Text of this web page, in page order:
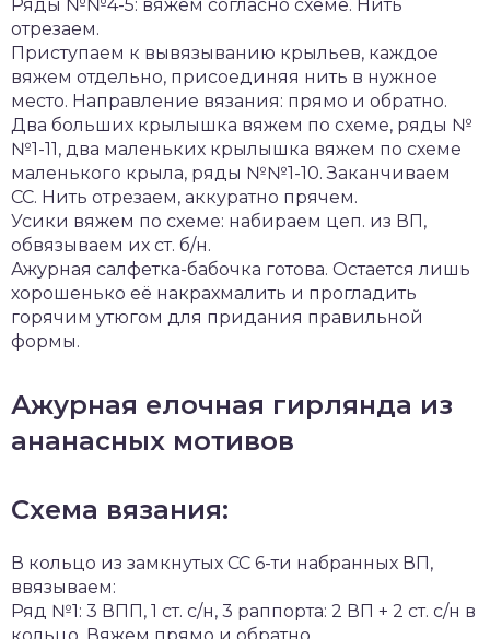
Ряды №№4-5: вяжем согласно схеме. Нить
отрезаем.
Приступаем к вывязыванию крыльев, каждое
вяжем отдельно, присоединяя нить в нужное
место. Направление вязания: прямо и обратно.
Два больших крылышка вяжем по схеме, ряды №
№1-11, два маленьких крылышка вяжем по схеме
маленького крыла, ряды №№1-10. Заканчиваем
СС. Нить отрезаем, аккуратно прячем.
Усики вяжем по схеме: набираем цеп. из ВП,
обвязываем их ст. б/н.
Ажурная салфетка-бабочка готова. Остается лишь
хорошенько её накрахмалить и прогладить
горячим утюгом для придания правильной
формы.
Ажурная елочная гирлянда из
ананасных мотивов
Схема вязания:
В кольцо из замкнутых СС 6-ти набранных ВП,
ввязываем:
Ряд №1: 3 ВПП, 1 ст. с/н, 3 раппорта: 2 ВП + 2 ст. с/н в